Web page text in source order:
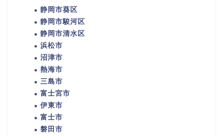
静岡市葵区
静岡市駿河区
静岡市清水区
浜松市
沼津市
熱海市
三島市
富士宮市
伊東市
富士市
磐田市